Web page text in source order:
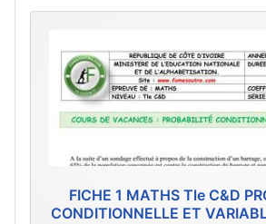
FICHE 1 MATHS Tle C&D
CONDITIONNELLE ET